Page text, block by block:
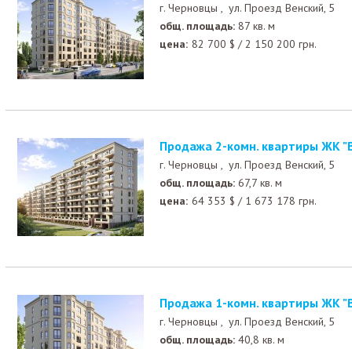
г. Черновцы , ул. Проезд Венский, 5
общ. площадь: 87 кв. м
цена: 82 700 $ /2 150 200 грн.
Продажа 2-комн. квартиры ЖК
г. Черновцы , ул. Проезд Венский, 5
общ. площадь: 67,7 кв. м
цена: 64 353 $ / 1 673 178 грн.
Продажа 1-комн. квартиры ЖК
г. Черновцы , ул. Проезд Венский, 5
общ. площадь: 40,8 кв. м